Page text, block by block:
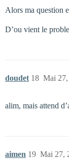
Alors ma question
D’ou vient le
doudet Mai
18
alim, mais attend
aimen Mai 27,
19